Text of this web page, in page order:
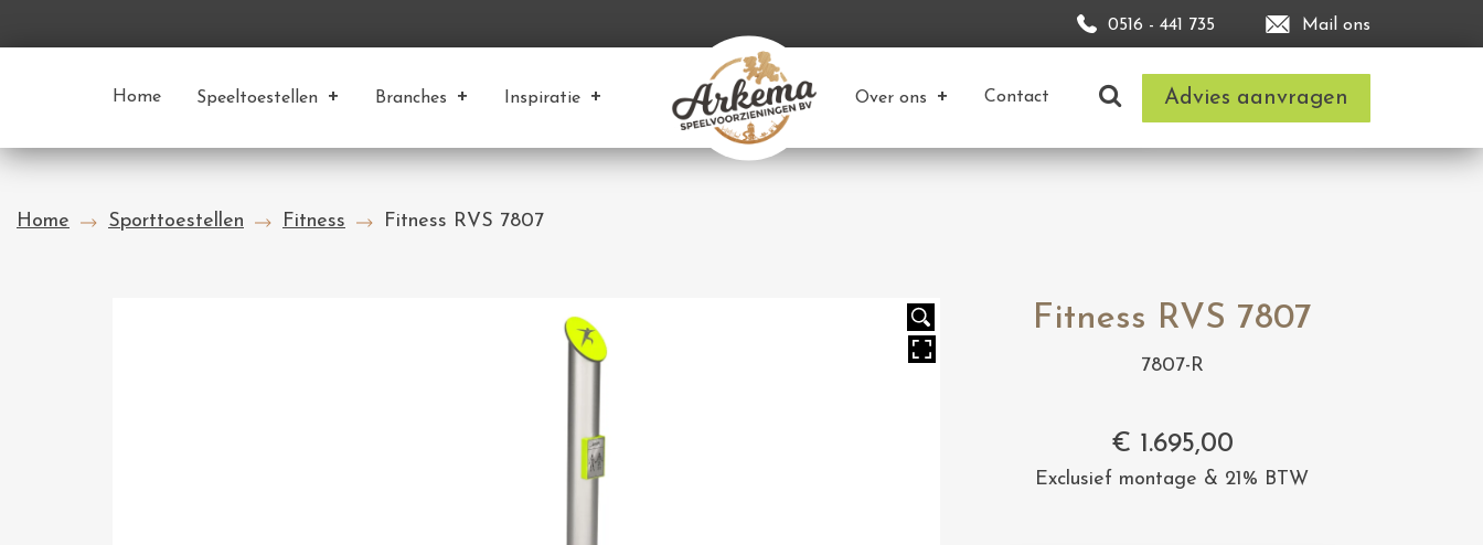
0516 - 441 735 Mail ons
Home Speeltoestellen Branches Inspiratie Over ons Contact Advies aanvragen
Home Sporttoestellen Fitness Fitness RVS 7807
Fitness RVS 7807
7807-R
€ 1.695,00
Exclusief montage & 21% BTW